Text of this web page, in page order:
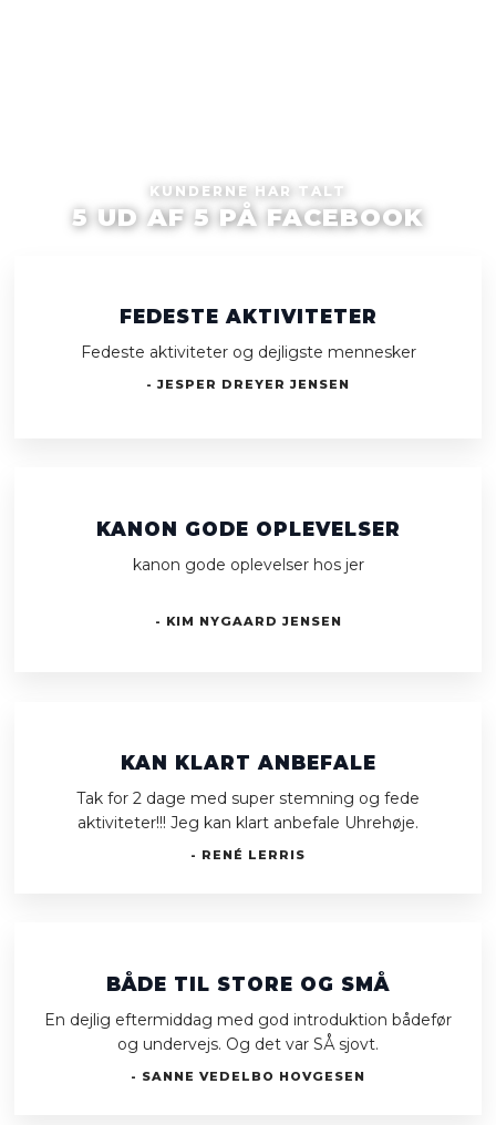
KUNDERNE HAR TALT​
5 UD AF 5 PÅ FACEBOOK
FEDESTE AKTIVITETER
Fedeste aktiviteter og dejligste mennesker
- JESPER DREYER JENSEN
KANON GODE OPLEVELSER
kanon gode oplevelser hos jer
​- KIM NYGAARD JENSEN
KAN KLART ANBEFALE
Tak for 2 dage med super stemning og fede
aktiviteter!!! Jeg kan klart anbefale Uhrehøje.
- RENÉ LERRIS
BÅDE TIL STORE OG SMÅ
En dejlig eftermiddag med god introduktion bådefør
og undervejs. Og det var SÅ sjovt.
- SANNE VEDELBO HOVGESEN